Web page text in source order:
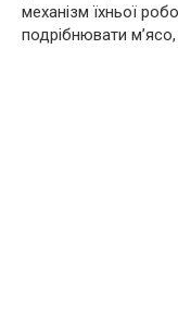
механізм їхньої
подрібнювати